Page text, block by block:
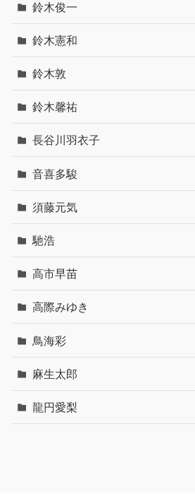
鈴木俊一
鈴木憲和
鈴木敦
鈴木馨祐
長谷川羽衣子
音喜多駿
須藤元気
馳浩
高市早苗
高際みゆき
鳥海彩
麻生太郎
龍円愛梨